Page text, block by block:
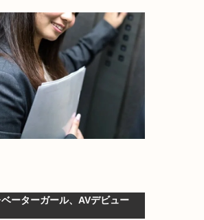
ベーターガール、AVデビュー